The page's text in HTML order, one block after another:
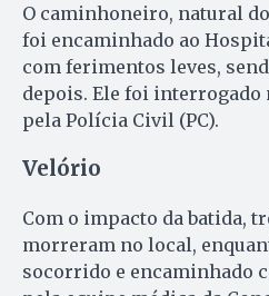
O caminhoneiro, natural do
foi encaminhado ao
com ferimentos leves,
depois. Ele foi interrogado
pela Polícia Civil (PC).
Velório
Com o impacto da batida,
morreram no local,
socorrido e encaminhado